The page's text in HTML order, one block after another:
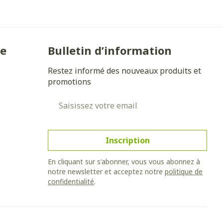
Bulletin d’information
Restez informé des nouveaux produits et
promotions
Inscription
En cliquant sur s'abonner, vous vous abonnez à
notre newsletter et acceptez notrepolitique de
confidentialité.